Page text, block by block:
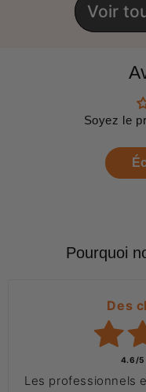
Voir
Soyez le
Pourquoi
Des
4.6/5
Les professionnels